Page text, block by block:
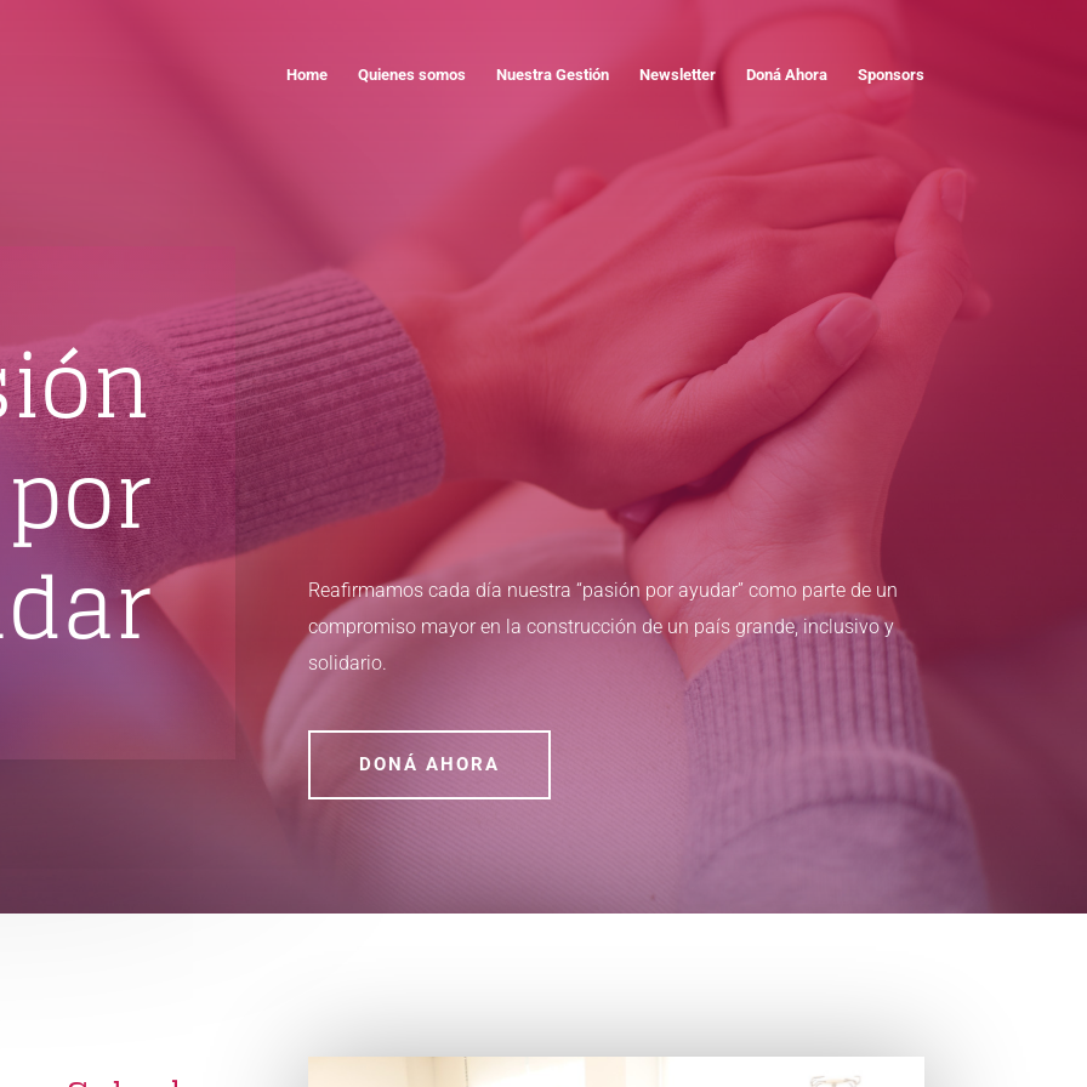
Home Quienes somos Nuestra Gestión Newsletter Doná Ahora Sponsors
por
Reafirmamos cada día nuestra “pasión por ayudar” como parte de un
compromiso mayor en la construcción de un país grande, inclusivo y
solidario.
DONÁ AHORA